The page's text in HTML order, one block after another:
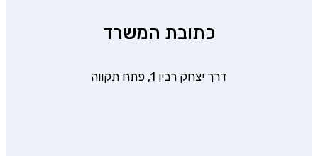
כתובת המשרד
דרך יצחק רבין 1, פתח תקווה